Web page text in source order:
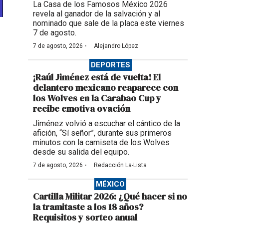
La Casa de los Famosos México 2026
revela al ganador de la salvación y al
nominado que sale de la placa este viernes
7 de agosto.
7 de agosto, 2026 · Alejandro López
DEPORTES
¡Raúl Jiménez está de vuelta! El
delantero mexicano reaparece con
los Wolves en la Carabao Cup y
recibe emotiva ovación
Jiménez volvió a escuchar el cántico de la
afición, “Sí señor”, durante sus primeros
minutos con la camiseta de los Wolves
desde su salida del equipo.
7 de agosto, 2026 · Redacción La-Lista
MÉXICO
Cartilla Militar 2026: ¿Qué hacer si no
la tramitaste a los 18 años?
Requisitos y sorteo anual